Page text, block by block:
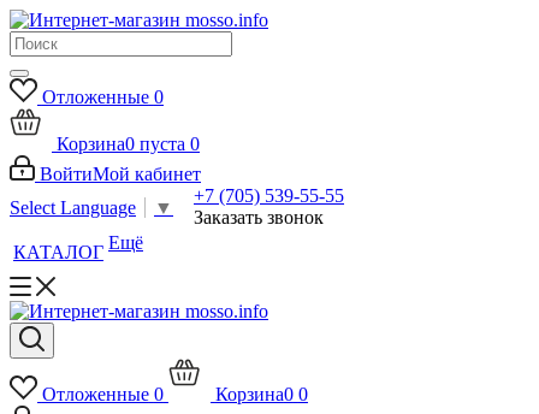
Отложенные 0
Корзина0 пуста 0
ВойтиМой кабинет
Select Language
▼
+7 (705) 539-55-55
Заказать звонок
КАТАЛОГ Ещё
Отложенные 0 Корзина0 0